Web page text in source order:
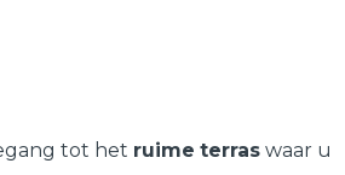
tot het ruime terraswaar u